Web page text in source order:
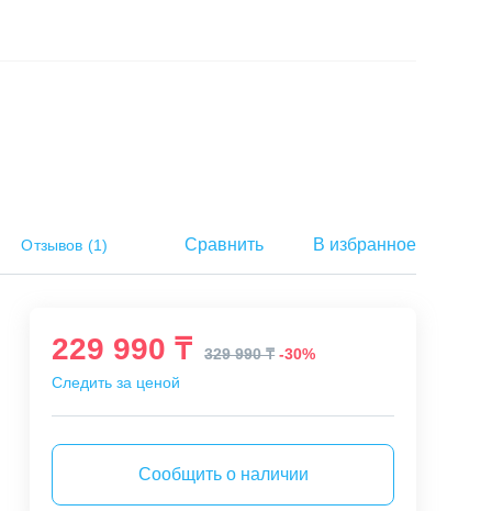
Отзывов (1) Сравнить В избранное
229 990 ₸ 329 990 ₸ -30%
Следить за ценой
Сообщить о наличии